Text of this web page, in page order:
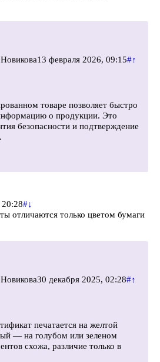
13 февраля 2026, 09:15#↑
товаре позволяет быстро
о продукции. Это
безопасности и подтверждение
20:28#↓
отличаются только цветом бумаги
30 декабря 2025, 02:28#↑
печатается на желтой
— на голубом или зеленом
схожа, различие только в